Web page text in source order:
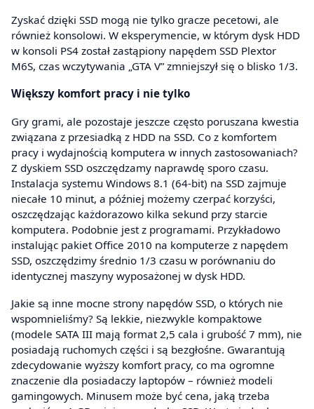
Zyskać dzięki SSD mogą nie tylko gracze pecetowi, ale
również konsolowi. W eksperymencie, w którym dysk HDD
w konsoli PS4 został zastąpiony napędem SSD Plextor
M6S, czas wczytywania „GTA V” zmniejszył się o blisko 1/3.
Większy komfort pracy i nie tylko
Gry grami, ale pozostaje jeszcze często poruszana kwestia
związana z przesiadką z HDD na SSD. Co z komfortem
pracy i wydajnością komputera w innych zastosowaniach?
Z dyskiem SSD oszczędzamy naprawdę sporo czasu.
Instalacja systemu Windows 8.1 (64-bit) na SSD zajmuje
niecałe 10 minut, a później możemy czerpać korzyści,
oszczędzając każdorazowo kilka sekund przy starcie
komputera. Podobnie jest z programami. Przykładowo
instalując pakiet Office 2010 na komputerze z napędem
SSD, oszczędzimy średnio 1/3 czasu w porównaniu do
identycznej maszyny wyposażonej w dysk HDD.
Jakie są inne mocne strony napędów SSD, o których nie
wspomnieliśmy? Są lekkie, niezwykle kompaktowe
(modele SATA III mają format 2,5 cala i grubość 7 mm), nie
posiadają ruchomych części i są bezgłośne. Gwarantują
zdecydowanie wyższy komfort pracy, co ma ogromne
znaczenie dla posiadaczy laptopów – również modeli
gamingowych. Minusem może być cena, jaką trzeba